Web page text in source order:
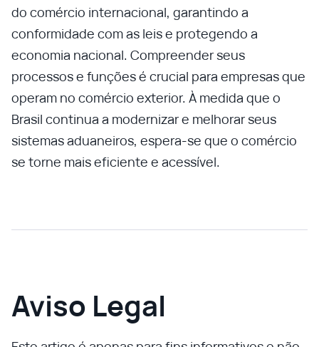
do comércio internacional, garantindo a
conformidade com as leis e protegendo a
economia nacional. Compreender seus
processos e funções é crucial para empresas que
operam no comércio exterior. À medida que o
Brasil continua a modernizar e melhorar seus
sistemas aduaneiros, espera-se que o comércio
se torne mais eficiente e acessível.
Aviso Legal